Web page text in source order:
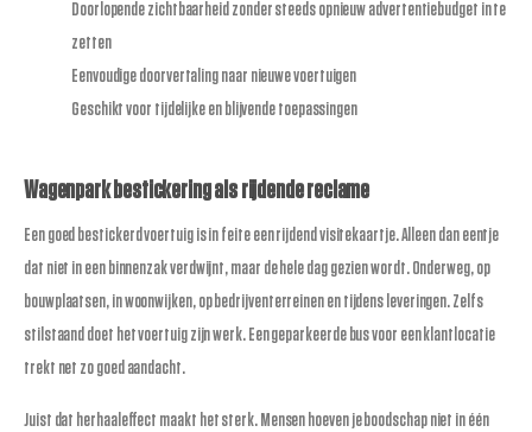
Doorlopende zichtbaarheid zonder steeds opnieuw advertentiebudget in te
zetten
Eenvoudige doorvertaling naar nieuwe voertuigen
Geschikt voor tijdelijke en blijvende toepassingen
Wagenpark bestickering als rijdende reclame
Een goed bestickerd voertuig is in feite een rijdend visitekaartje. Alleen dan eentje
dat niet in een binnenzak verdwijnt, maar de hele dag gezien wordt. Onderweg, op
bouwplaatsen, in woonwijken, op bedrijventerreinen en tijdens leveringen. Zelfs
stilstaand doet het voertuig zijn werk. Een geparkeerde bus voor een klantlocatie
trekt net zo goed aandacht.
Juist dat herhaaleffect maakt het sterk. Mensen hoeven je boodschap niet in één